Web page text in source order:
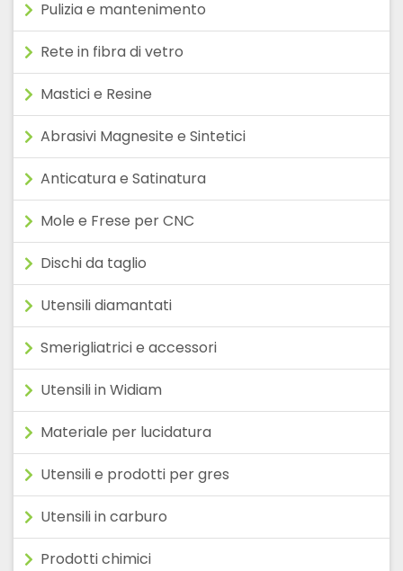
Pulizia e mantenimento
Rete in fibra di vetro
Mastici e Resine
Abrasivi Magnesite e Sintetici
Anticatura e Satinatura
Mole e Frese per CNC
Dischi da taglio
Utensili diamantati
Smerigliatrici e accessori
Utensili in Widiam
Materiale per lucidatura
Utensili e prodotti per gres
Utensili in carburo
Prodotti chimici